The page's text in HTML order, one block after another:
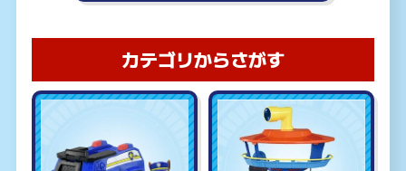
カテゴリからさがす